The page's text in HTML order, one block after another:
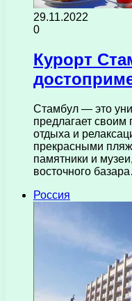
29.11.2022
0
Курорт
Стамбул — это
предлагает своим
отдыха и
прекрасными
памятники и
восточного
Россия